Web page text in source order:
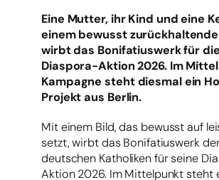
Eine Mutter, ihr Kind und eine
einem bewusst
wirbt das Bonifatiuswerk für die
Diaspora-Aktion 2026. Im
Kampagne steht diesmal ein
Projekt aus Berlin.
Mit einem Bild, das bewusst auf
setzt, wirbt das Bonifatiuswerk
deutschen Katholiken für seine
Aktion 2026. Im Mittelpunkt steht